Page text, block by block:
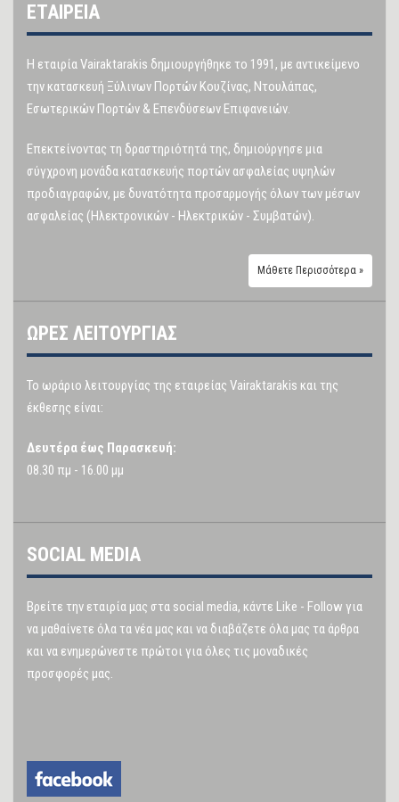
ΕΤΑΙΡΕΙΑ
Η εταιρία Vairaktarakis δημιουργήθηκε το 1991, με αντικείμενο
την κατασκευή Ξύλινων Πορτών Κουζίνας, Ντουλάπας,
Εσωτερικών Πορτών & Επενδύσεων Επιφανειών.
Επεκτείνοντας τη δραστηριότητά της, δημιούργησε μια
σύγχρονη μονάδα κατασκευής πορτών ασφαλείας υψηλών
προδιαγραφών, με δυνατότητα προσαρμογής όλων των μέσων
ασφαλείας (Ηλεκτρονικών - Ηλεκτρικών - Συμβατών).
Μάθετε Περισσότερα »
ΩΡΕΣ ΛΕΙΤΟΥΡΓΙΑΣ
Το ωράριο λειτουργίας της εταιρείας Vairaktarakis και της
έκθεσης είναι:
Δευτέρα έως Παρασκευή:
08.30 πμ - 16.00 μμ
SOCIAL MEDIA
Βρείτε την εταιρία μας στα social media, κάντε Like - Follow για
να μαθαίνετε όλα τα νέα μας και να διαβάζετε όλα μας τα άρθρα
και να ενημερώνεστε πρώτοι για όλες τις μοναδικές
προσφορές μας.